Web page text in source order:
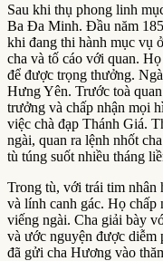
Sau khi thụ phong linh
Ba Đa Minh. Đầu năm
khi đang thi hành mục vụ
cha và tố cáo với quan.
để được trọng thưởng.
Hưng Yên. Trước toà
trưởng và chấp nhận mọi
việc chà đạp Thánh Giá.
ngài, quan ra lệnh nhốt
tù túng suốt nhiều tháng
Trong tù, với trái tim nhân
và lính canh gác. Họ chấp
viếng ngài. Cha giải bày
và ước nguyện được
đã gửi cha Hương vào